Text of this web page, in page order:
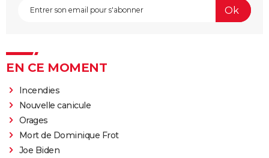
EN CE MOMENT
Incendies
Nouvelle canicule
Orages
Mort de Dominique Frot
Joe Biden